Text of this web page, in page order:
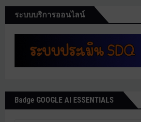
ระบบบริการออนไลน์
Badge GOOGLE AI ESSENTIALS